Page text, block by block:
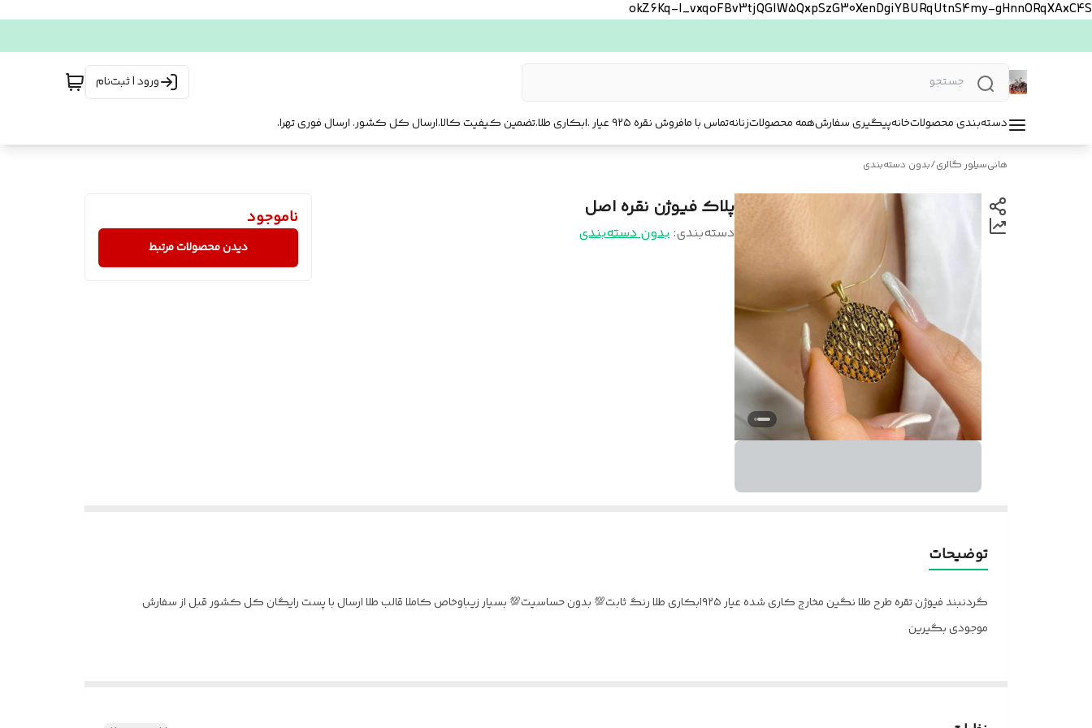
okZ6Kq-l_vxqoFBv3tjQGlW5QxpSzG30XenDgiYBURqUtnS4my-gHnnORqXAxC4S
ورود | ثبت‌نام
دسته‌بندی محصولاتخانهپیگیری سفارشهمه محصولاتزنانهتماس با مافروش نقره ۹۲۵ عیار .ابکاری طلا.تضمین کیفیت کالا.ارسال کل کشور. ارسال فوری تهرا.
هانی‌سیلور گالری/بدون دسته‌بندی
پلاک فیوژن نقره اصل
دسته‌بندی: بدون دسته‌بندی
ناموجود
دیدن محصولات مرتبط
توضیحات
گردنبند فیوژن تقره طرح طلا نگین مخارج کاری شده عیار ۹۲۵ابکاری طلا رنگ ثابت💯 بدون حساسیت💯 بسیار زیباوخاص کاملا قالب طلا ارسال با پست رایگان کل کشور قبل از سفارش
موجودی بگیرین